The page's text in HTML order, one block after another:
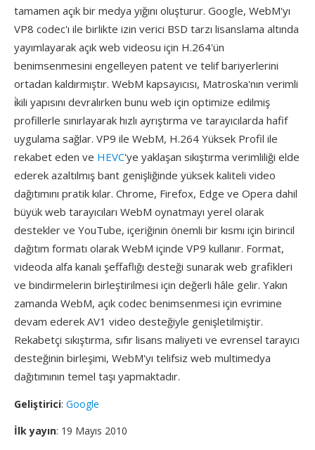
tamamen açık bir medya yığını oluşturur. Google, WebM'yı
VP8 codec'ı ile birlikte izin verici BSD tarzı lisanslama altında
yayımlayarak açık web videosu için H.264'ün
benimsenmesini engelleyen patent ve telif bariyerlerini
ortadan kaldırmıştır. WebM kapsayıcısı, Matroska'nın verimli
i̇kili yapısını devralırken bunu web için optimize edilmiş
profillerle sınırlayarak hızlı ayrıştırma ve tarayıcılarda hafif
uygulama sağlar. VP9 ile WebM, H.264 Yüksek Profil ile
rekabet eden ve HEVC'ye yaklaşan sıkıştırma verimliliği elde
ederek azaltılmış bant genişliğinde yüksek kaliteli video
dağıtımını pratik kılar. Chrome, Firefox, Edge ve Opera dahil
büyük web tarayıcıları WebM oynatmayı yerel olarak
destekler ve YouTube, içeriğinin önemli bir kısmı için birincil
dağıtım formatı olarak WebM içinde VP9 kullanır. Format,
videoda alfa kanalı şeffaflığı desteği sunarak web grafikleri
ve bindirmelerin birleştirilmesi için değerli hâle gelir. Yakın
zamanda WebM, açık codec benimsenmesi için evrimine
devam ederek AV1 video desteğiyle genişletilmiştir.
Rekabetçi sıkıştırma, sıfır lisans maliyeti ve evrensel tarayıcı
desteğinin birleşimi, WebM'yı telifsiz web multimedya
dağıtımının temel taşı yapmaktadır.
Geliştirici: Google
İlk yayın: 19 Mayıs 2010